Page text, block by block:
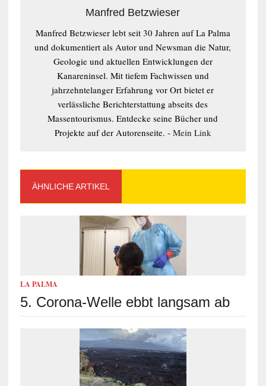
Manfred Betzwieser
Manfred Betzwieser lebt seit 30 Jahren auf La Palma
und dokumentiert als Autor und Newsman die Natur,
Geologie und aktuellen Entwicklungen der
Kanareninsel. Mit tiefem Fachwissen und
jahrzehntelanger Erfahrung vor Ort bietet er
verlässliche Berichterstattung abseits des
Massentourismus. Entdecke seine Bücher und
Projekte auf der Autorenseite. - Mein Link
ÄHNLICHE ARTIKEL
LA PALMA
5. Corona-Welle ebbt langsam ab